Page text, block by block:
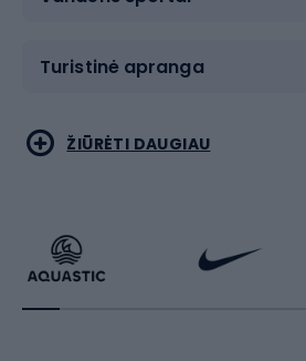
Turistinė apranga
Bėgimas
Dviratininkų apranga
Koviniai sportai
Rakečių sportas
ŽIŪRĖTI DAUGIAU